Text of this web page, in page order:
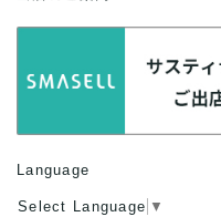
Language
Select Language ▼